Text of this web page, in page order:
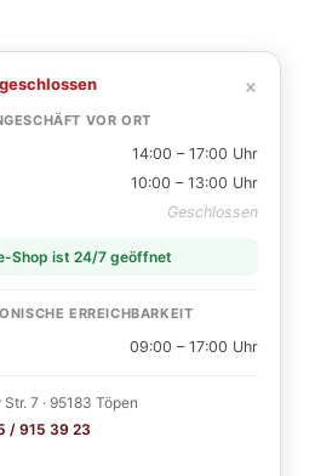
Zahlarten:
×
VOR ORT
14:00 – 17:00 Uhr
10:00 – 13:00 Uhr
Geschlossen
Shop ist 24/7 geöffnet
ERREICHBARKEIT
09:00 – 17:00 Uhr
7 · 95183 Töpen
/ 915 39 23